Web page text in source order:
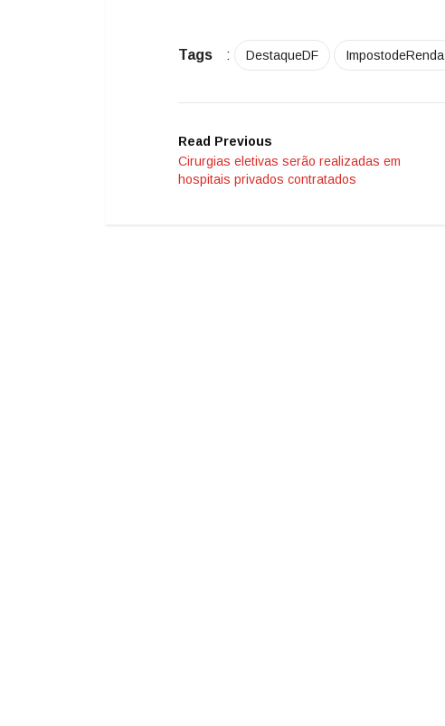
Tags : DestaqueDF ImpostodeRenda
Read Previous
Cirurgias eletivas serão realizadas em
hospitais privados contratados